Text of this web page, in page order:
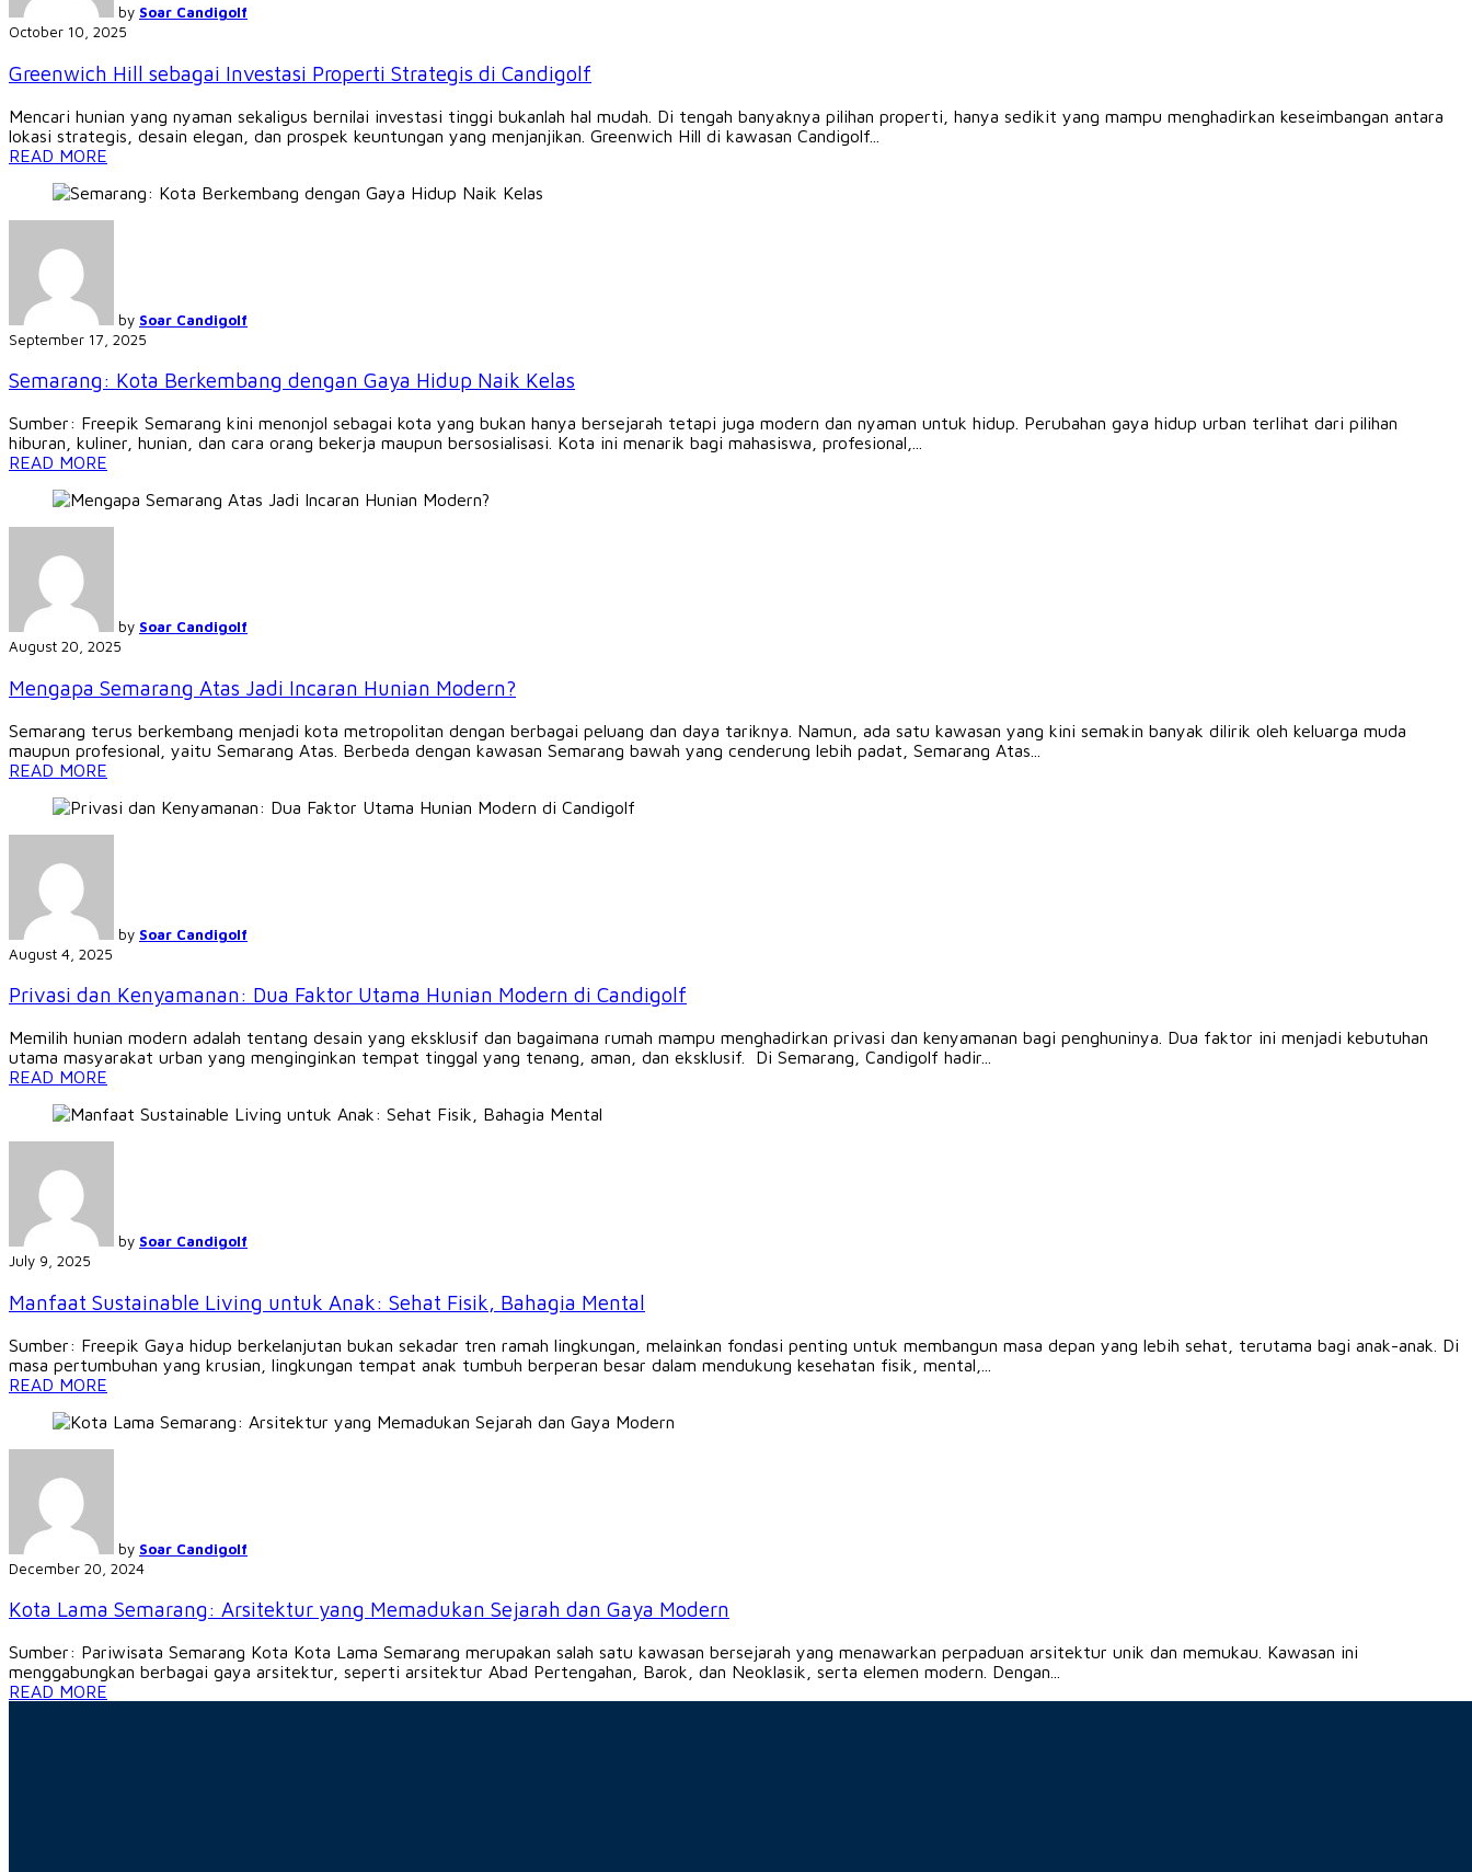
by Soar Candigolf
October 10, 2025
Greenwich Hill sebagai Investasi Properti Strategis di Candigolf
Mencari hunian yang nyaman sekaligus bernilai investasi tinggi bukanlah hal mudah. Di tengah banyaknya pilihan properti, hanya sedikit yang mampu menghadirkan keseimbangan antara
lokasi strategis, desain elegan, dan prospek keuntungan yang menjanjikan. Greenwich Hill di kawasan Candigolf...
READ MORE
by Soar Candigolf
September 17, 2025
Semarang: Kota Berkembang dengan Gaya Hidup Naik Kelas
Sumber: Freepik Semarang kini menonjol sebagai kota yang bukan hanya bersejarah tetapi juga modern dan nyaman untuk hidup. Perubahan gaya hidup urban terlihat dari pilihan
hiburan, kuliner, hunian, dan cara orang bekerja maupun bersosialisasi. Kota ini menarik bagi mahasiswa, profesional,...
READ MORE
by Soar Candigolf
August 20, 2025
Mengapa Semarang Atas Jadi Incaran Hunian Modern?
Semarang terus berkembang menjadi kota metropolitan dengan berbagai peluang dan daya tariknya. Namun, ada satu kawasan yang kini semakin banyak dilirik oleh keluarga muda
maupun profesional, yaitu Semarang Atas. Berbeda dengan kawasan Semarang bawah yang cenderung lebih padat, Semarang Atas...
READ MORE
by Soar Candigolf
August 4, 2025
Privasi dan Kenyamanan: Dua Faktor Utama Hunian Modern di Candigolf
Memilih hunian modern adalah tentang desain yang eksklusif dan bagaimana rumah mampu menghadirkan privasi dan kenyamanan bagi penghuninya. Dua faktor ini menjadi kebutuhan
utama masyarakat urban yang menginginkan tempat tinggal yang tenang, aman, dan eksklusif. Di Semarang, Candigolf hadir...
READ MORE
by Soar Candigolf
July 9, 2025
Manfaat Sustainable Living untuk Anak: Sehat Fisik, Bahagia Mental
Sumber: Freepik Gaya hidup berkelanjutan bukan sekadar tren ramah lingkungan, melainkan fondasi penting untuk membangun masa depan yang lebih sehat, terutama bagi anak-anak. Di
masa pertumbuhan yang krusian, lingkungan tempat anak tumbuh berperan besar dalam mendukung kesehatan fisik, mental,...
READ MORE
by Soar Candigolf
December 20, 2024
Kota Lama Semarang: Arsitektur yang Memadukan Sejarah dan Gaya Modern
Sumber: Pariwisata Semarang Kota Kota Lama Semarang merupakan salah satu kawasan bersejarah yang menawarkan perpaduan arsitektur unik dan memukau. Kawasan ini
menggabungkan berbagai gaya arsitektur, seperti arsitektur Abad Pertengahan, Barok, dan Neoklasik, serta elemen modern. Dengan...
READ MORE